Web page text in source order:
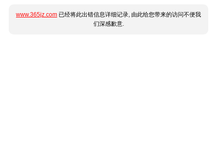
www.365jz.com 已经将此出错信息详细记录, 由此给您带来的访问不便我
们深感歉意.